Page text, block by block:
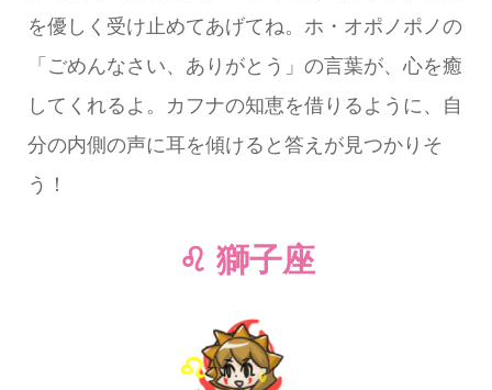
を優しく受け止めてあげてね。ホ・オポノポノの
「ごめんなさい、ありがとう」の言葉が、心を癒
してくれるよ。カフナの知恵を借りるように、自
分の内側の声に耳を傾けると答えが見つかりそ
う！
♌ 獅子座